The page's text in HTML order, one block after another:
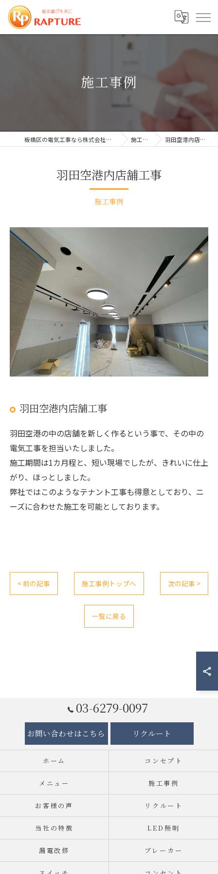
施工事例
板橋区の電気工事なら株式会社ラプチャー 施工事例 羽田空港内店舗工事
施工事例
羽田空港内店舗工事
羽田空港内店舗工事
羽田空港の中の店舗を新しく作るという事で、その中の
電気工事を担当いたしました。
施工期間は1カ月程と、短い現場でしたが、きれいに仕上
がり、ほっとしました。
弊社ではこのようなテナント工事も得意としており、ニ
ーズに合わせた施工を可能としております。
< 前の記事 施工事例トップへ 次の記事 >
一覧に戻る
03-6279-0097
お問い合わせはこちら リクルート
ホーム コンセプト
メニュー 施工事例
お客様の声 リクルート
当社の特徴 LED照明
漏電改修 ブレーカー